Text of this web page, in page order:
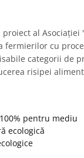
al Asociației
fermierilor cu
categorii de
risipei
pentru mediu
ecologică